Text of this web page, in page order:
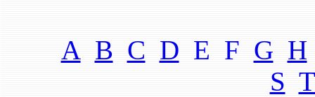
A B C D E F G H
S T